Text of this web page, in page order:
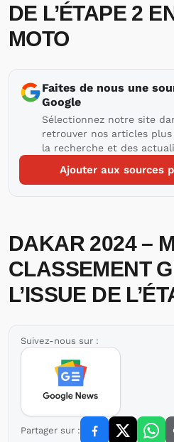
DE L’ÉTAPE 2
MOTO
Faites de nous une
Google
Sélectionnez notre site
retrouver nos articles
la recherche et des
Ajouter aux sources
DAKAR 2024 –
CLASSEMENT
L’ISSUE DE
Suivez-nous sur :
Partager sur :